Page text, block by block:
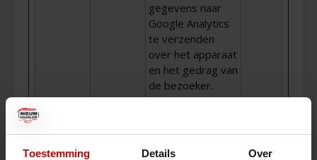
Toestemming Details Over
gegevens naar
Google Analytics
te verzenden
over het apparaat
en het gedrag van
de bezoeker.
Traceert de
verschillende
apparaten en